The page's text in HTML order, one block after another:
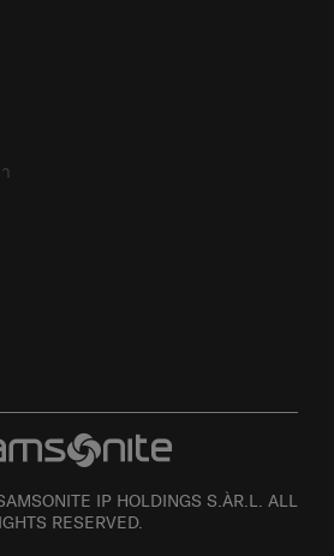
IP HOLDINGS S.ÀR.L. ALL
RESERVED.